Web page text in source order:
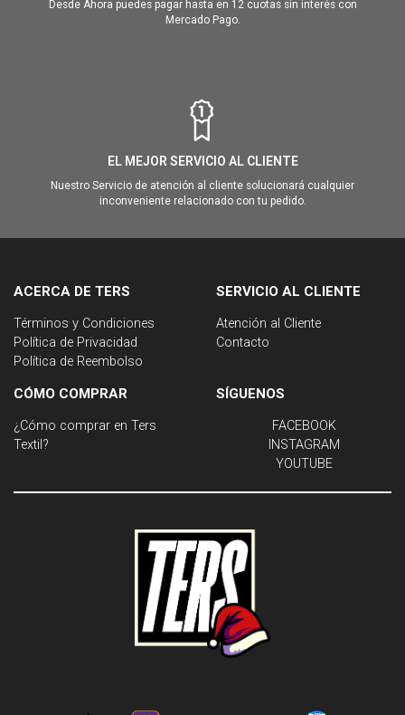
Desde Ahora puedes pagar hasta en 12 cuotas sin interés con
Mercado Pago.
EL MEJOR SERVICIO AL CLIENTE
Nuestro Servicio de atención al cliente solucionará cualquier
inconveniente relacionado con tu pedido.
ACERCA DE TERS
Términos y Condiciones
Política de Privacidad
Política de Reembolso
SERVICIO AL CLIENTE
Atención al Cliente
Contacto
CÓMO COMPRAR
¿Cómo comprar en Ters
Textil?
SÍGUENOS
FACEBOOK
INSTAGRAM
YOUTUBE